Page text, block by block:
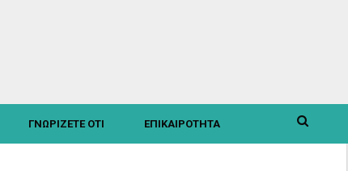
ΓΝΩΡΙΖΕΤΕ ΟΤΙ ΕΠΙΚΑΙΡΟΤΗΤΑ